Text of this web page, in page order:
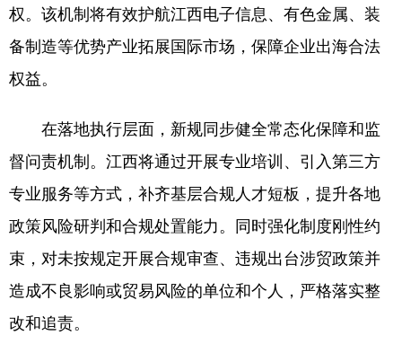
权。该机制将有效护航江西电子信息、有色金属、装
备制造等优势产业拓展国际市场，保障企业出海合法
权益。
在落地执行层面，新规同步健全常态化保障和监
督问责机制。江西将通过开展专业培训、引入第三方
专业服务等方式，补齐基层合规人才短板，提升各地
政策风险研判和合规处置能力。同时强化制度刚性约
束，对未按规定开展合规审查、违规出台涉贸政策并
造成不良影响或贸易风险的单位和个人，严格落实整
改和追责。